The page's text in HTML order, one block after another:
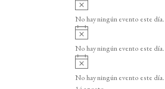
o
v
i
o
No hay ningún evento este día.
v
i
o
No hay ningún evento este día.
v
i
No hay ningún evento este día.